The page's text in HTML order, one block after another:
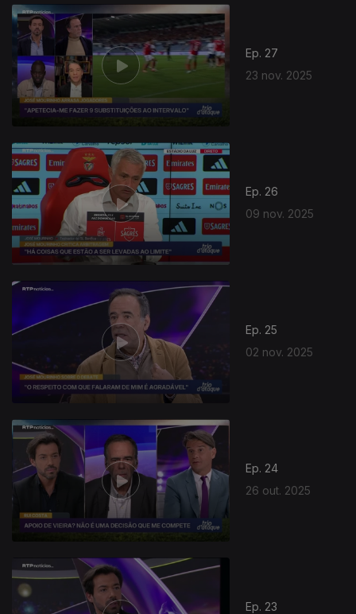
Ep. 27
23 nov. 2025
Ep. 26
09 nov. 2025
Ep. 25
02 nov. 2025
Ep. 24
26 out. 2025
Ep. 23